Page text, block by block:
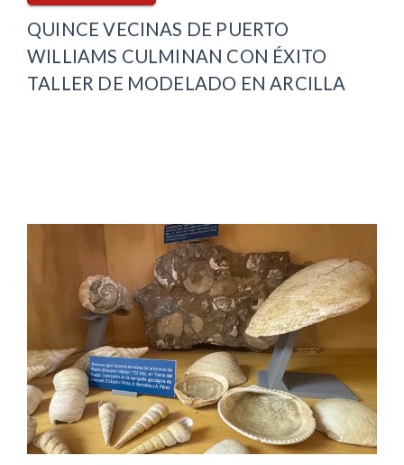
QUINCE VECINAS DE PUERTO
WILLIAMS CULMINAN CON ÉXITO
TALLER DE MODELADO EN ARCILLA